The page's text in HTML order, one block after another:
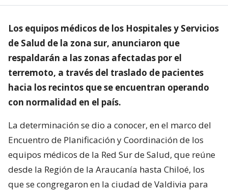
Los equipos médicos de los Hospitales y Servicios
de Salud de la zona sur, anunciaron que
respaldarán a las zonas afectadas por el
terremoto, a través del traslado de pacientes
hacia los recintos que se encuentran operando
con normalidad en el país.
La determinación se dio a conocer, en el marco del
Encuentro de Planificación y Coordinación de los
equipos médicos de la Red Sur de Salud, que reúne
desde la Región de la Araucanía hasta Chiloé, los
que se congregaron en la ciudad de Valdivia para